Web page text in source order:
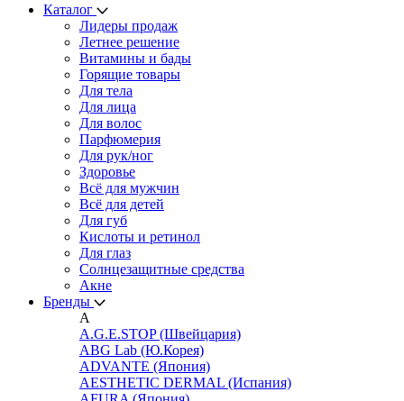
Каталог
Лидеры продаж
Летнее решение
Витамины и бады
Горящие товары
Для тела
Для лица
Для волос
Парфюмерия
Для рук/ног
Здоровье
Всё для мужчин
Всё для детей
Для губ
Кислоты и ретинол
Для глаз
Cолнцезащитные средства
Акне
Бренды
A
A.G.E.STOP (Швейцария)
ABG Lab (Ю.Корея)
ADVANTE (Япония)
AESTHETIC DERMAL (Испания)